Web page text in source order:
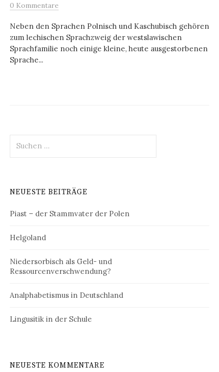
0 Kommentare
Neben den Sprachen Polnisch und Kaschubisch gehören
zum lechischen Sprachzweig der westslawischen
Sprachfamilie noch einige kleine, heute ausgestorbenen
Sprache...
nach:
NEUESTE BEITRÄGE
Piast – der Stammvater der Polen
Helgoland
Niedersorbisch als Geld- und
Ressourcenverschwendung?
Analphabetismus in Deutschland
Lingusitik in der Schule
NEUESTE KOMMENTARE